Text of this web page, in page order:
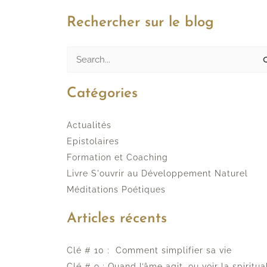
Rechercher sur le blog
Rechercher :
Catégories
Actualités
Epistolaires
Formation et Coaching
Livre S'ouvrir au Développement Naturel
Méditations Poétiques
Articles récents
Clé # 10 : Comment simplifier sa vie